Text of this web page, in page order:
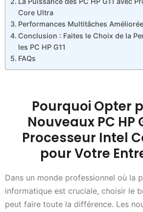
Core Ultra
Performances Multitâches
Conclusion : Faites le Choix de la
les PC HP G11
FAQs
Pourquoi Opter
Nouveaux PC HP
Processeur Intel
pour Votre
Dans un monde professionnel où la
informatique est cruciale, choisir le
peut faire toute la différence. Les